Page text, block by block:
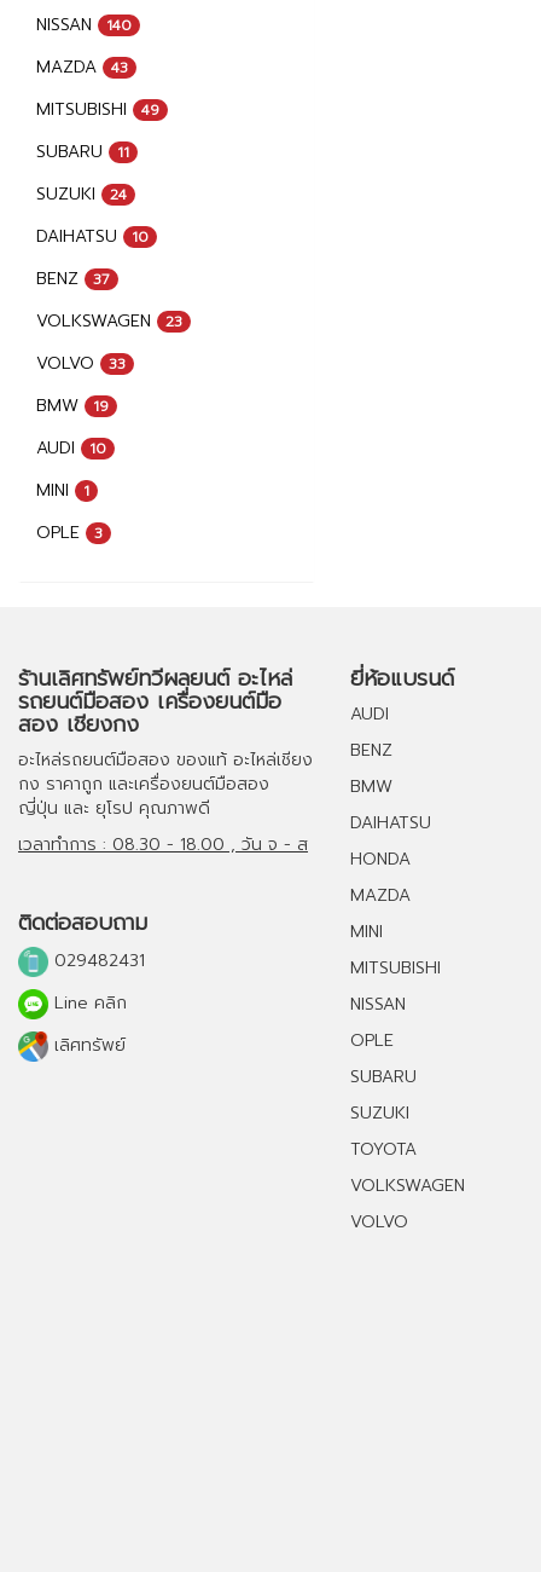
NISSAN 140
MAZDA 43
MITSUBISHI 49
SUBARU 11
SUZUKI 24
DAIHATSU 10
BENZ 37
VOLKSWAGEN 23
VOLVO 33
BMW 19
AUDI 10
MINI 1
OPLE 3
ร้านเลิศทรัพย์ทวีผลยนต์ อะไหล่
รถยนต์มือสอง เครื่องยนต์มือ
สอง เชียงกง
อะไหล่รถยนต์มือสอง ของแท้ อะไหล่เชียง
กง ราคาถูก และเครื่องยนต์มือสอง
ญี่ปุ่น และ ยุโรป คุณภาพดี
เวลาทำการ : 08.30 - 18.00 , วัน จ - ส
ติดต่อสอบถาม
029482431
Line คลิก
เลิศทรัพย์
ยี่ห้อแบรนด์
AUDI
BENZ
BMW
DAIHATSU
HONDA
MAZDA
MINI
MITSUBISHI
NISSAN
OPLE
SUBARU
SUZUKI
TOYOTA
VOLKSWAGEN
VOLVO